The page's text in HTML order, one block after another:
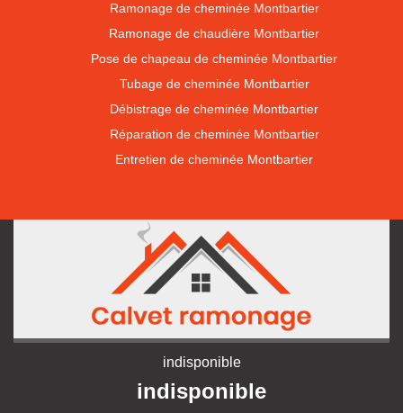
Ramonage de cheminée Montbartier
Ramonage de chaudière Montbartier
Pose de chapeau de cheminée Montbartier
Tubage de cheminée Montbartier
Débistrage de cheminée Montbartier
Réparation de cheminée Montbartier
Entretien de cheminée Montbartier
indisponible
indisponible